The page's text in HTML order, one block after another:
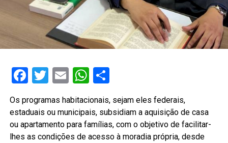
Facebook
Twitter
EmailWhatsApp
Share
Os programas habitacionais, sejam eles federais,
estaduais ou municipais, subsidiam a aquisição de casa
ou apartamento para famílias, com o objetivo de facilitar-
lhes as condições de acesso à moradia própria, desde